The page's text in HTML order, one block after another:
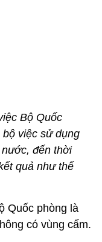
Bộ Quốc
việc sử dụng
đến thời
quả như thế
Quốc phòng là
có vùng cấm.